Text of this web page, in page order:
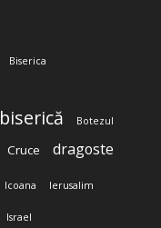
Biserica
biserică Botezul
Cruce dragoste
Icoana Ierusalim
Israel